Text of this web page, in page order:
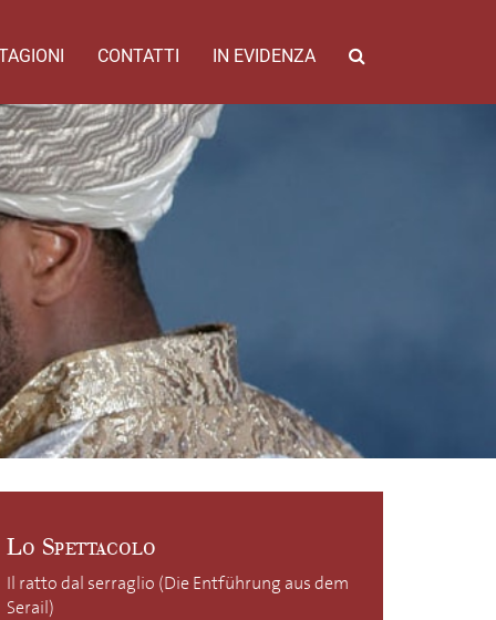
CONTATTI IN EVIDENZA
Lo Spettacolo
Il ratto dal serraglio (Die Entführung aus dem
Serail)